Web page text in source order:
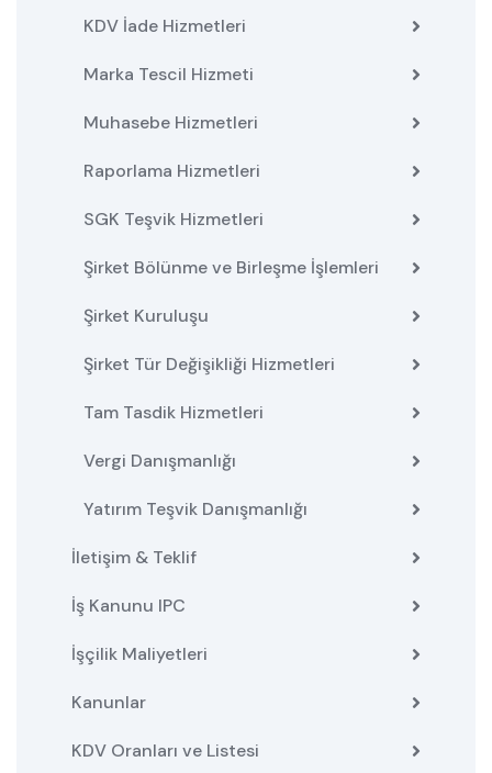
KDV İade Hizmetleri
Marka Tescil Hizmeti
Muhasebe Hizmetleri
Raporlama Hizmetleri
SGK Teşvik Hizmetleri
Şirket Bölünme ve Birleşme İşlemleri
Şirket Kuruluşu
Şirket Tür Değişikliği Hizmetleri
Tam Tasdik Hizmetleri
Vergi Danışmanlığı
Yatırım Teşvik Danışmanlığı
İletişim & Teklif
İş Kanunu IPC
İşçilik Maliyetleri
Kanunlar
KDV Oranları ve Listesi